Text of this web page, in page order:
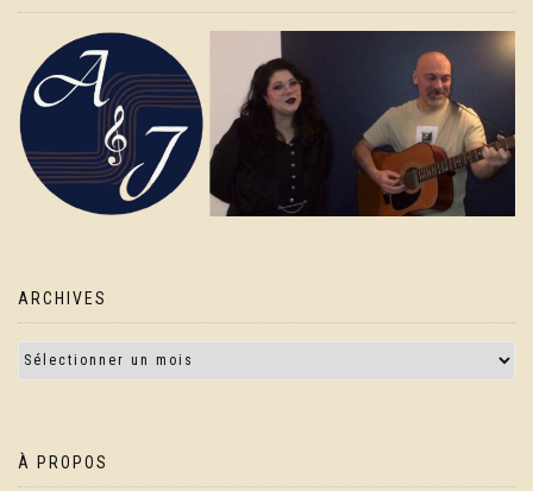
ARCHIVES
À PROPOS